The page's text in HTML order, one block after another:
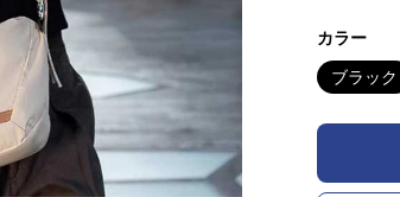
カラー
ブラック